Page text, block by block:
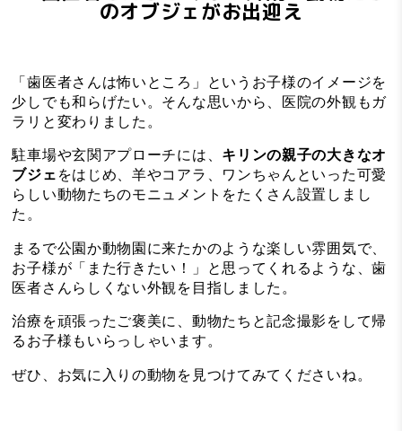
のオブジェがお出迎え
「歯医者さんは怖いところ」というお子様のイメージを
少しでも和らげたい。そんな思いから、医院の外観もガ
ラリと変わりました。
駐車場や玄関アプローチには、 キリンの親子の大きなオ
ブジェ をはじめ、羊やコアラ、ワンちゃんといった可愛
らしい動物たちのモニュメントをたくさん設置しまし
た。
まるで公園か動物園に来たかのような楽しい雰囲気で、
お子様が「また行きたい！」と思ってくれるような、歯
医者さんらしくない外観を目指しました。
治療を頑張ったご褒美に、動物たちと記念撮影をして帰
るお子様もいらっしゃいます。
ぜひ、お気に入りの動物を見つけてみてくださいね。